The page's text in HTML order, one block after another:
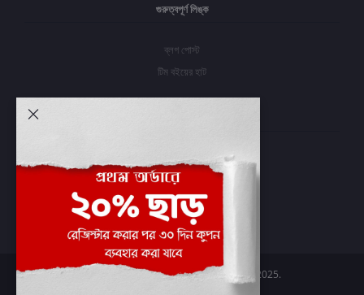
গুরুত্বপূর্ণ লিঙ্ক
ব্লগ পোস্ট
টিম বইয়ের হাট
প্রবেশ করুন
অর্ডার ইতিহাস
আমার ইচ্ছাগুলি
অর্ডার ট্র্যাকিং
Boier Haat™ | © All rights reserved 2025.